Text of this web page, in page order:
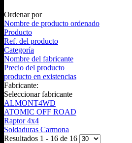
Ordenar por
Nombre de producto ordenado
Producto
Ref. del producto
Categoría
Nombre del fabricante
Precio del producto
producto en existencias
Fabricante:
Seleccionar fabricante
ALMONT4WD
ATOMIC OFF ROAD
Raptor 4x4
Soldaduras Carmona
Resultados 1 - 16 de 16